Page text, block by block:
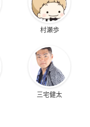
村瀬歩
三宅健太